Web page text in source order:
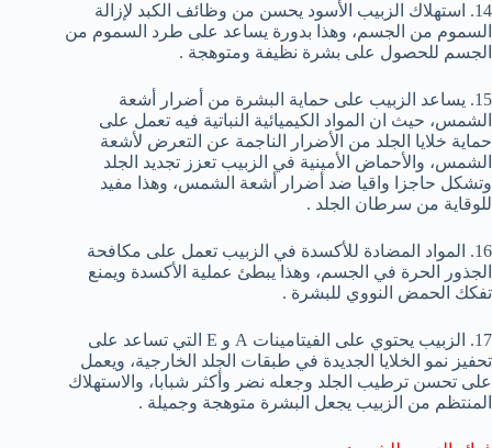
14. استهلاك الزبيب الأسود يحسن من وظائف الكبد لإزالة
السموم من الجسم، وهذا بدورة يساعد على طرد السموم من
الجسم للحصول على بشرة نظيفة ومتوهجة .
15. يساعد الزبيب على حماية البشرة من أضرار أشعة
الشمس، حيث ان المواد الكيميائية النباتية فيه تعمل على
حماية خلايا الجلد من الأضرار الناجمة عن التعرض لأشعة
الشمس، والأحماض الأمينية في الزبيب تعزز تجديد الجلد
وتشكل حاجزا واقيا ضد أضرار أشعة الشمس، وهذا مفيد
للوقاية من سرطان الجلد .
16. المواد المضادة للأكسدة في الزبيب تعمل على مكافحة
الجذور الحرة في الجسم، وهذا يبطئ عملية الأكسدة ويمنع
تفكك الحمض النووي للبشرة .
17. الزبيب يحتوي على الفيتامينات A و E التي تساعد على
تحفيز نمو الخلايا الجديدة في طبقات الجلد الخارجية، ويعمل
على تحسن ترطيب الجلد وجعله نضر وأكثر شبابا، والاستهلاك
المنتظم من الزبيب يجعل البشرة متوهجة وجميلة .